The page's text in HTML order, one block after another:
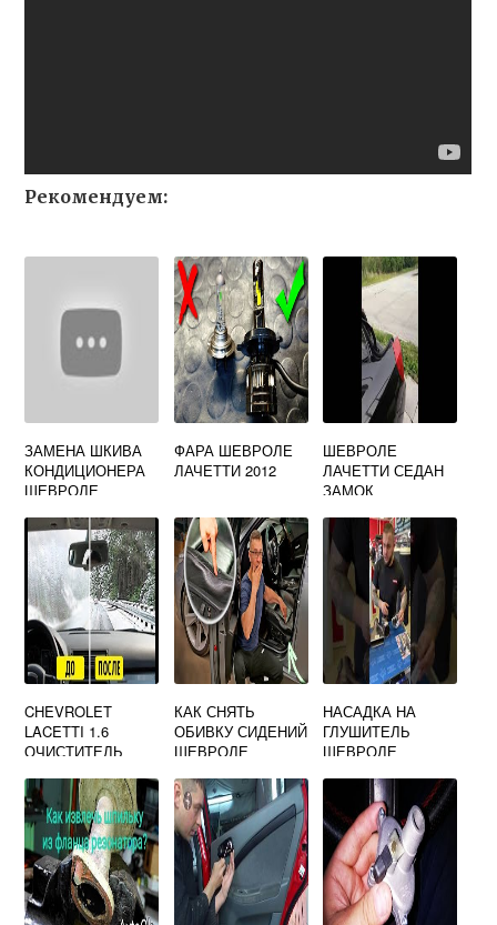
Рекомендуем:
ЗАМЕНА ШКИВА
КОНДИЦИОНЕРА
ШЕВРОЛЕ
ФАРА ШЕВРОЛЕ
ЛАЧЕТТИ 2012
ШЕВРОЛЕ
ЛАЧЕТТИ СЕДАН
ЗАМОК
CHEVROLET
LACETTI 1.6
ОЧИСТИТЕЛЬ
СТЕКЛА АРТИКУЛ
КАК СНЯТЬ
ОБИВКУ СИДЕНИЙ
ШЕВРОЛЕ
НАСАДКА НА
ГЛУШИТЕЛЬ
ШЕВРОЛЕ